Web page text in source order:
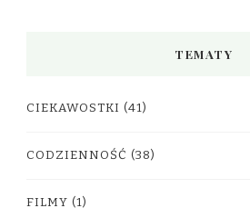
TEMATY
CIEKAWOSTKI (41)
CODZIENNOŚĆ (38)
FILMY (1)